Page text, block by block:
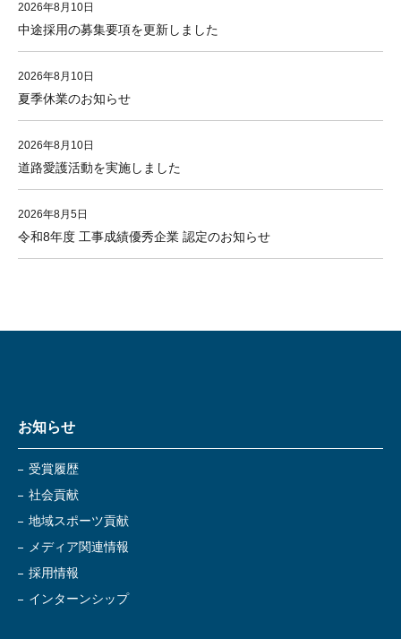
2026年8月10日
中途採用の募集要項を更新しました
2026年8月10日
夏季休業のお知らせ
2026年8月10日
道路愛護活動を実施しました
2026年8月5日
令和8年度 工事成績優秀企業 認定のお知らせ
お知らせ
受賞履歴
社会貢献
地域スポーツ貢献
メディア関連情報
採用情報
インターンシップ